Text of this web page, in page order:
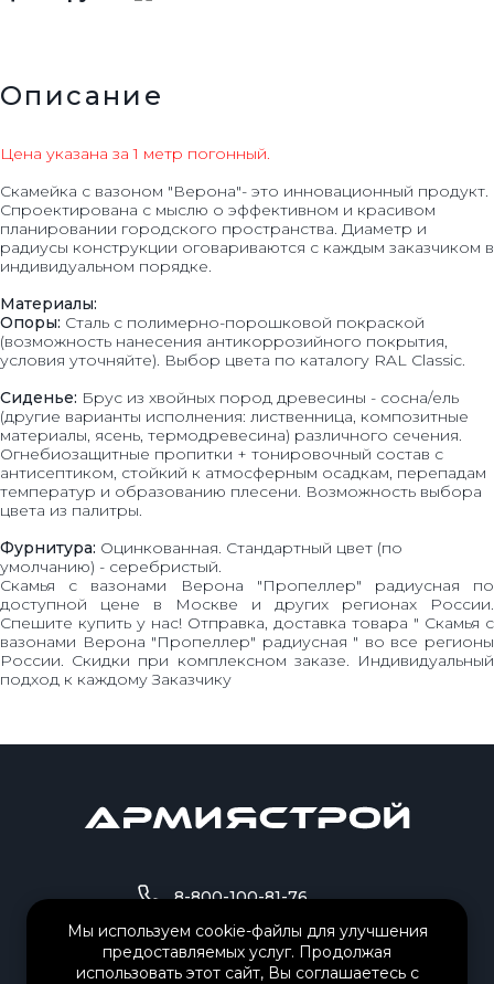
Описание
Цена указана за 1 метр погонный.
Скамейка с вазоном "Верона"- это инновационный продукт.
Спроектирована с мыслю о эффективном и красивом
планировании городского пространства. Диаметр и
радиусы конструкции оговариваются с каждым заказчиком в
индивидуальном порядке.
Материалы:
Опоры: Сталь с полимерно-порошковой покраской
(возможность нанесения антикоррозийного покрытия,
условия уточняйте). Выбор цвета по каталогу RAL Classic.
Сиденье: Брус из хвойных пород древесины - сосна/ель
(другие варианты исполнения: лиственница, композитные
материалы, ясень, термодревесина) различного сечения.
Огнебиозащитные пропитки + тонировочный состав с
антисептиком, стойкий к атмосферным осадкам, перепадам
температур и образованию плесени. Возможность выбора
цвета из палитры.
Фурнитура: Оцинкованная. Стандартный цвет (по
умолчанию) - серебристый.
Скамья с вазонами Верона "Пропеллер" радиусная по
доступной цене в Москве и других регионах России.
Спешите купить у нас! Отправка, доставка товара " Скамья с
вазонами Верона "Пропеллер" радиусная " во все регионы
России. Скидки при комплексном заказе. Индивидуальный
подход к каждому Заказчику
8-800-100-81-76
8-995-503-84-01
Мы используем cookie-файлы для улучшения
предоставляемых услуг. Продолжая
использовать этот сайт, Вы соглашаетесь с